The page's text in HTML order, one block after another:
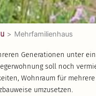
> Mehrfa­mi­li­enhaus
Genera­tionen unter
soll noch
Wohnraum für
umzusetzen.